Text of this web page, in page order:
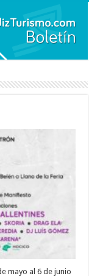
mayo al 6 de junio